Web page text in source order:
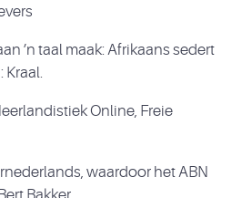
’n taal maak: Afrikaans sedert
Kraal.
Online, Freie
waardoor het ABN